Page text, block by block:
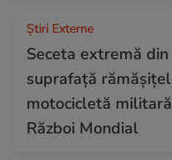
Știri Externe
Seceta extremă
suprafață
motocicletă
Război Mondial